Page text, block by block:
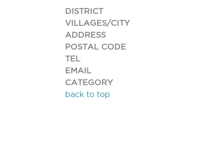
DISTRICT
VILLAGES/CITY
ADDRESS
POSTAL CODE
TEL
EMAIL
CATEGORY
back to top